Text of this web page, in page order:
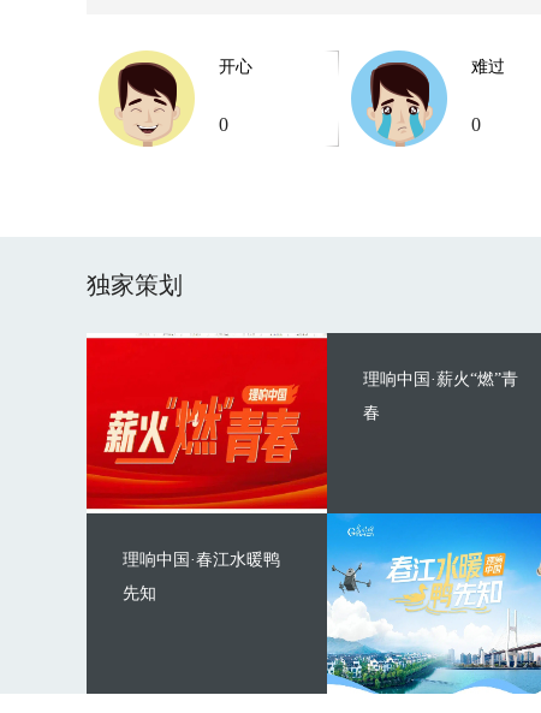
开心
0
难过
0
独家策划
理响中国·薪火“燃”青
春
理响中国·春江水暖鸭
先知